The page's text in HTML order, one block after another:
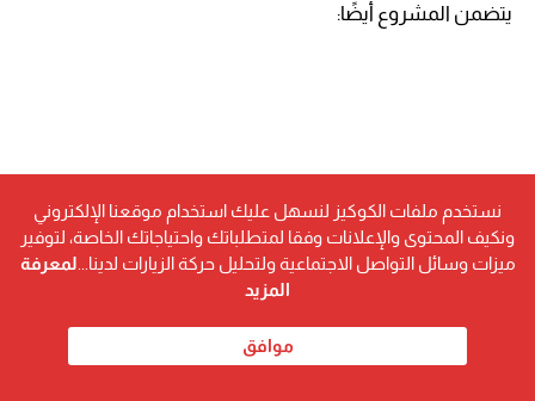
يتضمن المشروع أيضًا:
نستخدم ملفات الكوكيز لنسهل عليك استخدام موقعنا الإلكتروني
ونكيف المحتوى والإعلانات وفقا لمتطلباتك واحتياجاتك الخاصة، لتوفير
ميزات وسائل التواصل الاجتماعية ولتحليل حركة الزيارات لدينا... لمعرفة
المزيد
موافق